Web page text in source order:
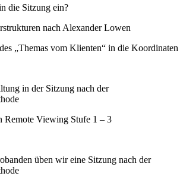
die Sitzung ein?
nach Alexander Lowen
„Themas vom Klienten“ in die Koordinaten
in der Sitzung nach der
Remote Viewing Stufe 1 – 3
üben wir eine Sitzung nach der